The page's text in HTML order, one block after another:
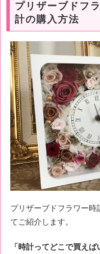
プリザーブドフ
計の購入方法
プリザーブドフラワー時
てご紹介します。
「時計ってどこで買えば